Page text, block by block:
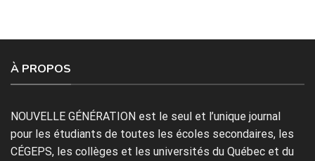
À PROPOS
NOUVELLE GÉNÉRATION est le seul et l’unique journal
pour les étudiants de toutes les écoles secondaires, les
CÉGEPS, les collèges et les universités du Québec et du